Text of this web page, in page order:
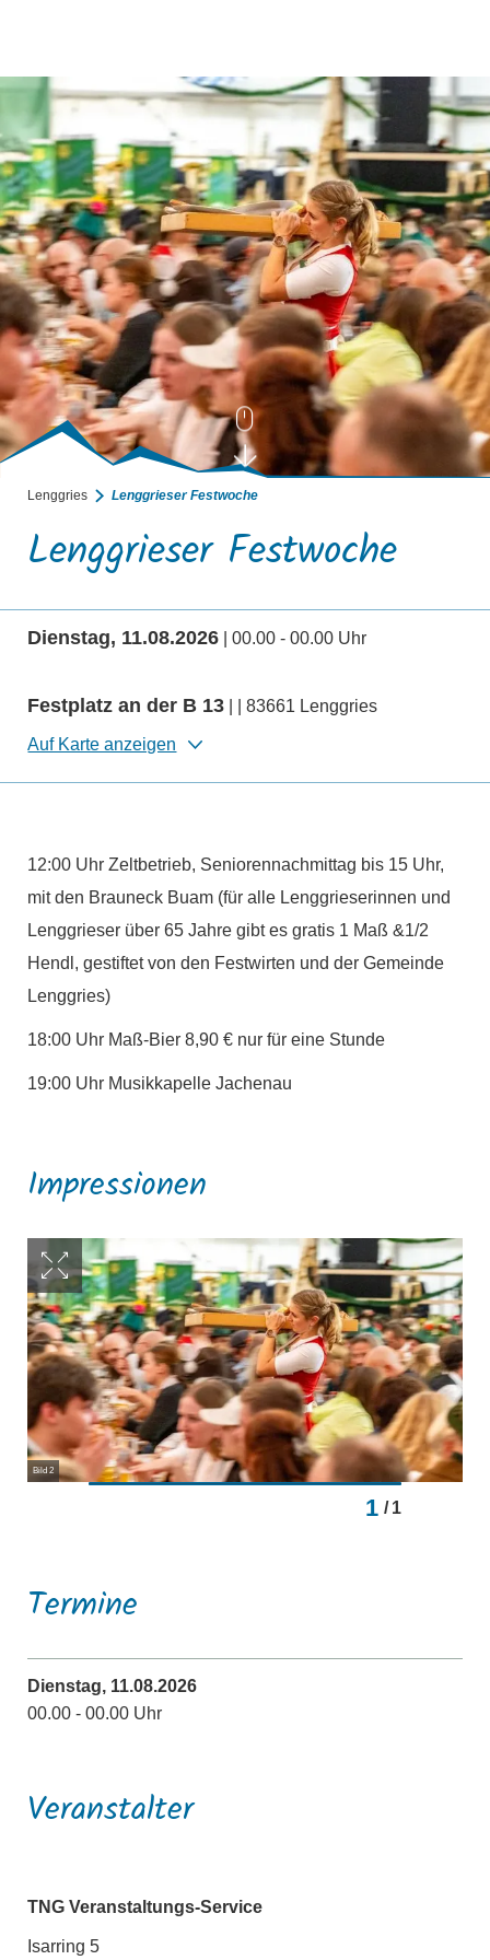
Lenggries Lenggrieser Festwoche
Lenggrieser Festwoche
Dienstag, 11.08.2026 | 00.00 - 00.00 Uhr
Festplatz an der B 13 | | 83661 Lenggries
Auf Karte anzeigen
12:00 Uhr Zeltbetrieb, Seniorennachmittag bis 15 Uhr,
mit den Brauneck Buam (für alle Lenggrieserinnen und
Lenggrieser über 65 Jahre gibt es gratis 1 Maß &1/2
Hendl, gestiftet von den Festwirten und der Gemeinde
Lenggries)
18:00 Uhr Maß-Bier 8,90 € nur für eine Stunde
19:00 Uhr Musikkapelle Jachenau
Impressionen
Bild 2
1 / 1
Termine
Dienstag, 11.08.2026
00.00 - 00.00 Uhr
Veranstalter
TNG Veranstaltungs-Service
Isarring 5